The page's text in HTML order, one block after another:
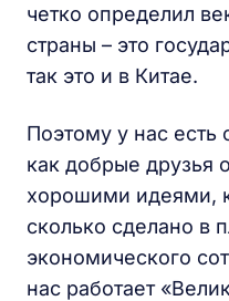
четко определил
страны – это
так это и в Китае.
Поэтому у нас
как добрые друзья
хорошими идеями,
сколько сделано в
экономического
нас работает